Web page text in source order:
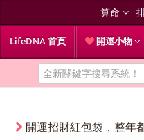
算命
LifeDNA 首頁 開運小物
開運招財紅包袋，整年